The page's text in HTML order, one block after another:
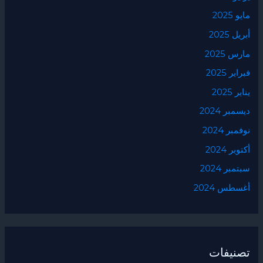
مايو 2025
أبريل 2025
مارس 2025
فبراير 2025
يناير 2025
ديسمبر 2024
نوفمبر 2024
أكتوبر 2024
سبتمبر 2024
أغسطس 2024
تصنيفات